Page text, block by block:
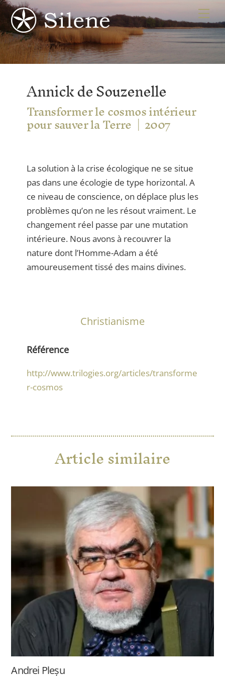
Skip
to
content
Annick de Souzenelle
Transformer le cosmos intérieur
pour sauver la Terre 2007
La solution à la crise écologique ne se situe
pas dans une écologie de type horizontal. A
ce niveau de conscience, on déplace plus les
problèmes qu’on ne les résout vraiment. Le
changement réel passe par une mutation
intérieure. Nous avons à recouvrer la
nature dont l’Homme-Adam a été
amoureusement tissé des mains divines.
Christianisme
Référence
http://www.trilogies.org/articles/transforme
r-cosmos
Article similaire
Andrei Pleșu